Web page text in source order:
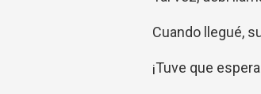
Cuando llegué,
¡Tuve que